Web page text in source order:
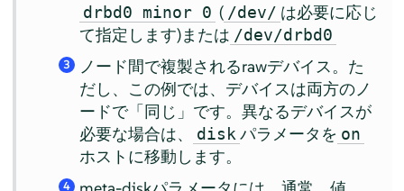
drbd0 minor 0 ( /dev/ は必要に応じ
て指定します)または /dev/drbd0
3
ノード間で複製されるrawデバイス。た
だし、この例では、デバイスは両方のノ
ードで「同じ」です。異なるデバイスが
必要な場合は、
disk パラメータを on
ホストに移動します。
4